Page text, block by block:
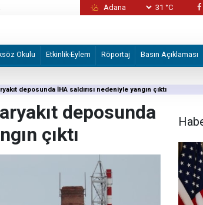
“Süleyman'ın emrine de şiddetle esen
31 °C
Okulu Etkinlik-Eylem Röportaj Basın Açıklaması
deposunda İHA saldırısı nedeniyle yangın çıktı
deposunda
çıktı